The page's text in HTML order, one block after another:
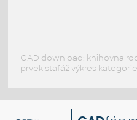
CAD download: knihovna
prvek stafáž výkres